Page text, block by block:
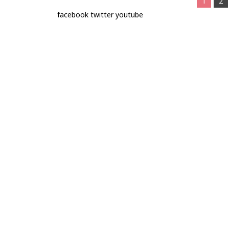
facebook twitter youtube